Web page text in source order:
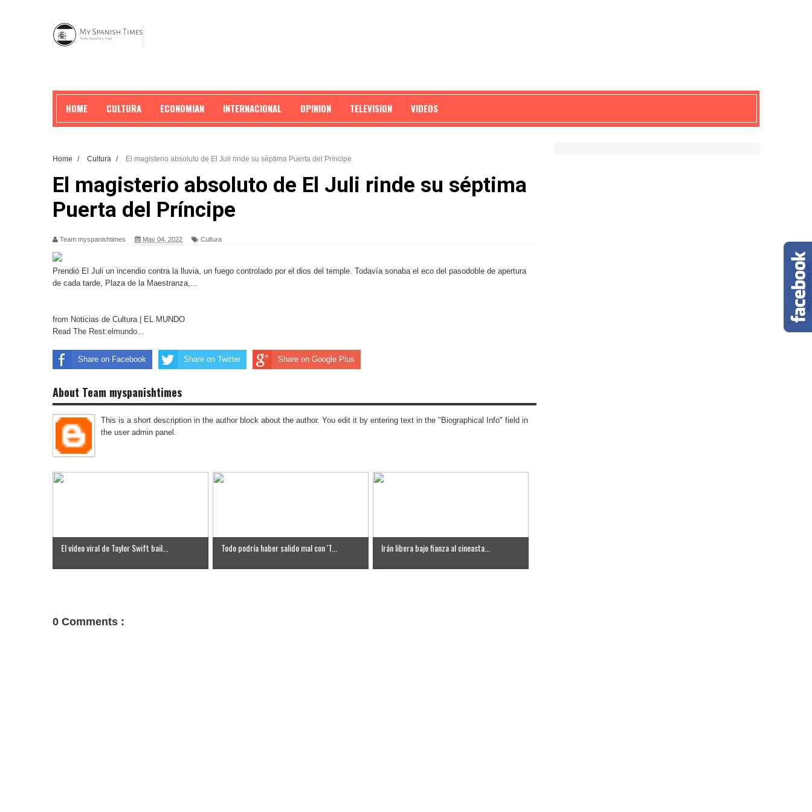
HOME CULTURA ECONOMIAN INTERNACIONAL OPINION TELEVISION VIDEOS
Home / Cultura / El magisterio absoluto de El Juli rinde su séptima Puerta del Príncipe
El magisterio absoluto de El Juli rinde su séptima
Puerta del Príncipe
Team myspanishtimes May 04, 2022 Cultura
Prendió El Juli un incendio contra la lluvia, un fuego controlado por el dios del temple. Todavía sonaba el eco del pasodoble de apertura
de cada tarde, Plaza de la Maestranza,...
from Noticias de Cultura | EL MUNDO
Read The Rest:elmundo...
Share on Facebook Share on Twitter Share on Google Plus
About Team myspanishtimes
This is a short description in the author block about the author. You edit it by entering text in the "Biographical Info" field in
the user admin panel.
El vídeo viral de Taylor Swift bail... Todo podría haber salido mal con 'T... Irán libera bajo fianza al cineasta...
0 Comments :